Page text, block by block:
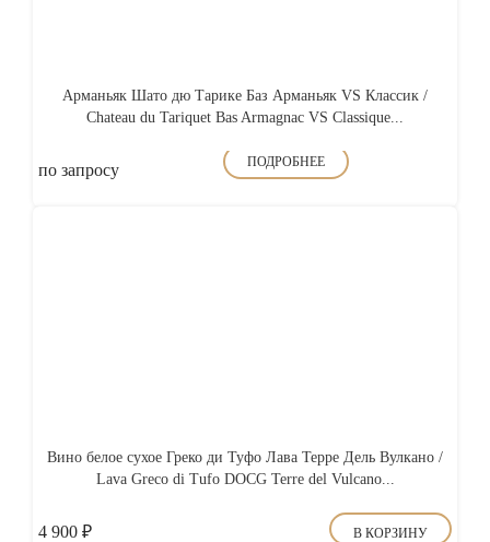
Арманьяк Шато дю Тарике Баз Арманьяк VS Классик /
Chateau du Tariquet Bas Armagnac VS Classique...
по запросу ПОДРОБНЕЕ
Вино белое сухое Греко ди Туфо Лава Терре Дель Вулкано /
Lava Greco di Tufo DOCG Terre del Vulcano...
4 900 ₽ В КОРЗИНУ